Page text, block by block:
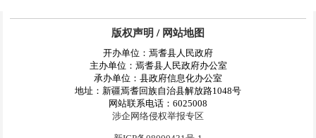
版权声明 / 网站地图
开办单位：焉耆县人民政府
主办单位：焉耆县人民政府办公室
承办单位：县政府信息化办公室
地址：新疆焉耆回族自治县解放路1048号
网站联系电话：6025008
涉企网络侵权举报专区